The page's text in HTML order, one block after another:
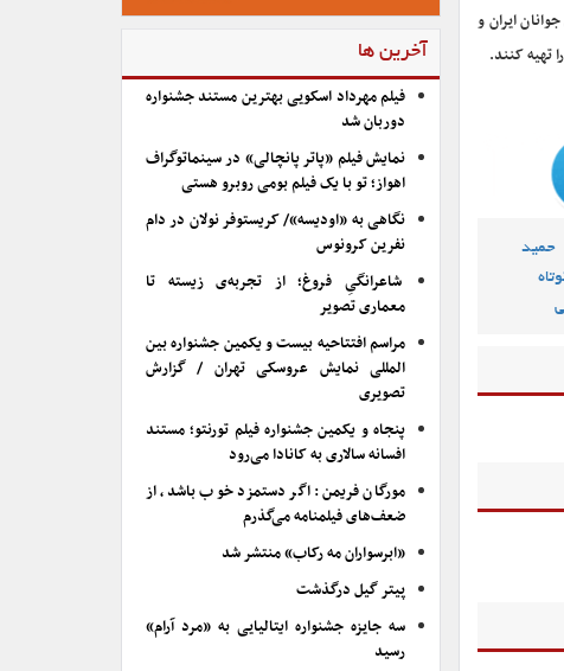
جوانان ایران و
حمید
آخرین ها
فیلم مهرداد اسکویی بهترین مستند جشنواره
دوربان شد
نمایش فیلم «پاتر پانچالی» در سینماتوگراف
اهواز؛ تو با یک فیلم بومی روبرو هستی
نگاهی به «اودیسه»/ کریستوفر نولان در دام
نفرین کرونوس
شاعرانگیِ فروغ؛ از تجربه‌ی زیسته تا
معماری تصویر
مراسم افتتاحیه بیست و یکمین جشنواره بین
المللی نمایش عروسکی تهران / گزارش
تصویری
پنجاه و یکمین جشنواره فیلم تورنتو؛ مستند
افسانه سالاری به کانادا می‌رود
مورگان فریمن: اگر دستمزد خوب باشد، از
ضعف‌های فیلمنامه می‌گذرم
«ابرسواران مه رکاب» منتشر شد
پیتر گیل درگذشت
سه جایزه جشنواره ایتالیایی به «مرد آرام»
رسید